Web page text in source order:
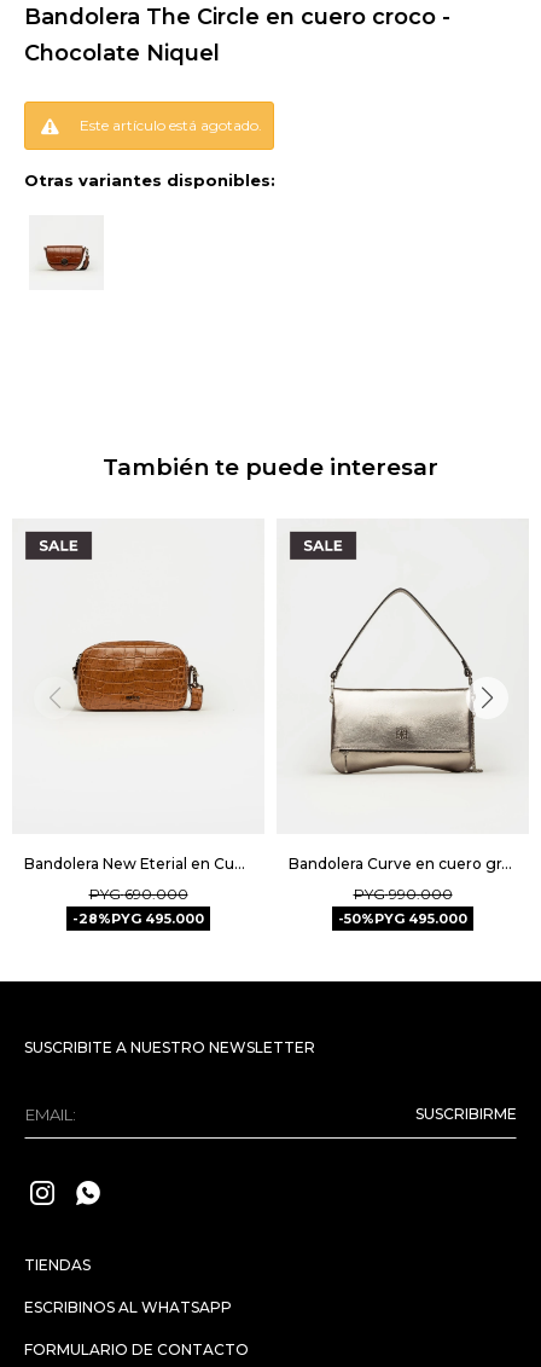
Bandolera The Circle en cuero croco -
Chocolate Niquel
Este artículo está agotado.
Otras variantes disponibles:
También te puede interesar
Bandolera New Eterial en Cuero Croco Shine - Cuoio
PYG 690.000
28 PYG 495.000
Bandolera Curve en cuero graneado metalizado - Metalizado
PYG 990.000
50 PYG 495.000
TIENDAS
ESCRIBINOS AL WHATSAPP
FORMULARIO DE CONTACTO
SUSCRIBITE A NUESTRO NEWSLETTER
SUSCRIBIRME
 